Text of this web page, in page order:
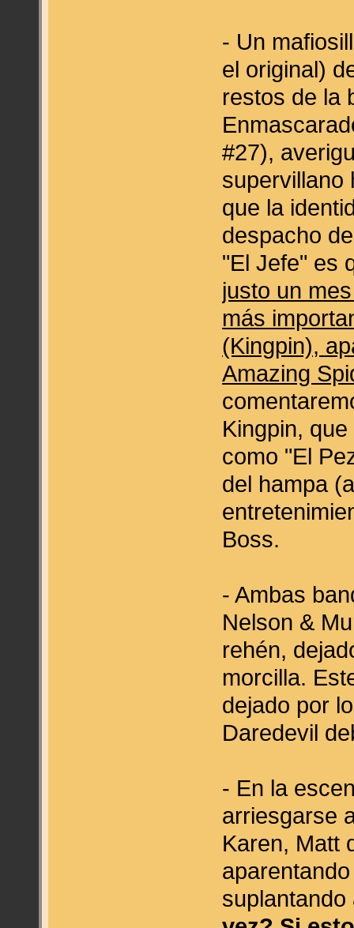
- Un
el original)
restos de la
#27),
supervillano
que la
despacho
"El Jefe" es
justo un
más
(Kingpin),
Amazing
Kingpin,
como "El
del hampa
Boss.
- Ambas
Nelson &
rehén,
morcilla.
dejado por
Daredevil
- En la
arriesgarse
Karen, Matt